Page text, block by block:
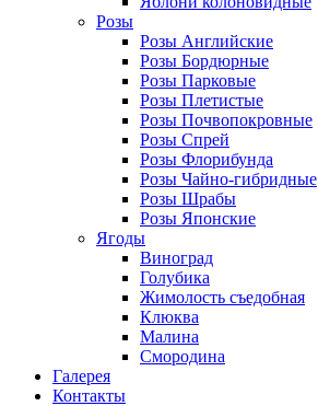
Розы
Розы Английские
Розы Бордюрные
Розы Парковые
Розы Плетистые
Розы Почвопокровные
Розы Спрей
Розы Флорибунда
Розы Чайно-гибридные
Розы Шрабы
Розы Японские
Ягоды
Виноград
Голубика
Жимолость съедобная
Клюква
Малина
Смородина
Галерея
Контакты